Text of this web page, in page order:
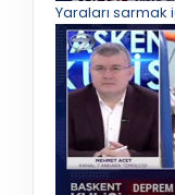
Yaraları sarmak